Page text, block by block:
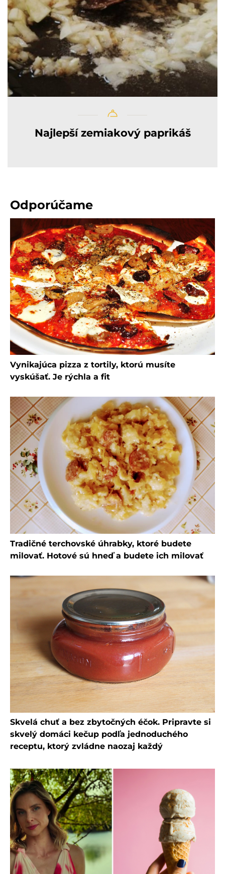
Najlepší zemiakový paprikáš
Odporúčame
Vynikajúca pizza z tortily, ktorú musíte
vyskúšať. Je rýchla a fit
Tradičné terchovské úhrabky, ktoré budete
milovať. Hotové sú hneď a budete ich milovať
Skvelá chuť a bez zbytočných éčok. Pripravte si
skvelý domáci kečup podľa jednoduchého
receptu, ktorý zvládne naozaj každý